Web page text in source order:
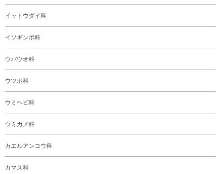
イットウダイ科
イソギンポ科
ウバウオ科
ウツボ科
ウミヘビ科
ウミガメ科
カエルアンコウ科
カマス科